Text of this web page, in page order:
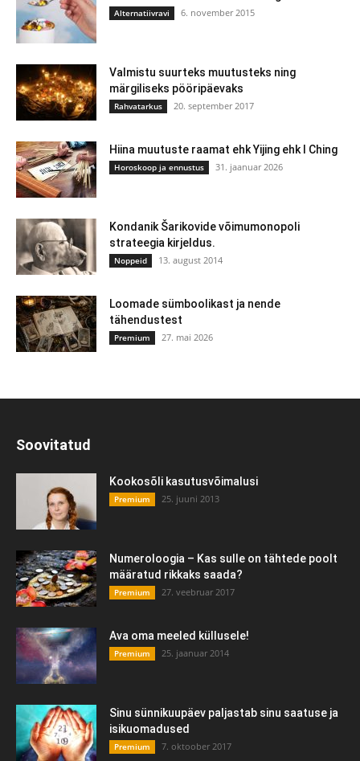
Alternatiivravi 6. november 2015
Valmistu suurteks muutusteks ning
märgiliseks pööripäevaks
Rahvatarkus 20. september 2017
Hiina muutuste raamat ehk Yijing ehk I Ching
Horoskoop ja ennustus 31. jaanuar 2026
Kondanik Šarikovide võimumonopoli
strateegia kirjeldus.
Noppeid 13. august 2014
Loomade sümboolikast ja nende
tähendustest
Premium 27. mai 2026
Soovitatud
Kookosõli kasutusvõimalusi
Premium 25. juuni 2013
Numeroloogia – Kas sulle on tähtede poolt
määratud rikkaks saada?
Premium 27. veebruar 2017
Ava oma meeled küllusele!
Premium 25. jaanuar 2014
Sinu sünnikuupäev paljastab sinu saatuse ja
isikuomadused
Premium 7. oktoober 2017